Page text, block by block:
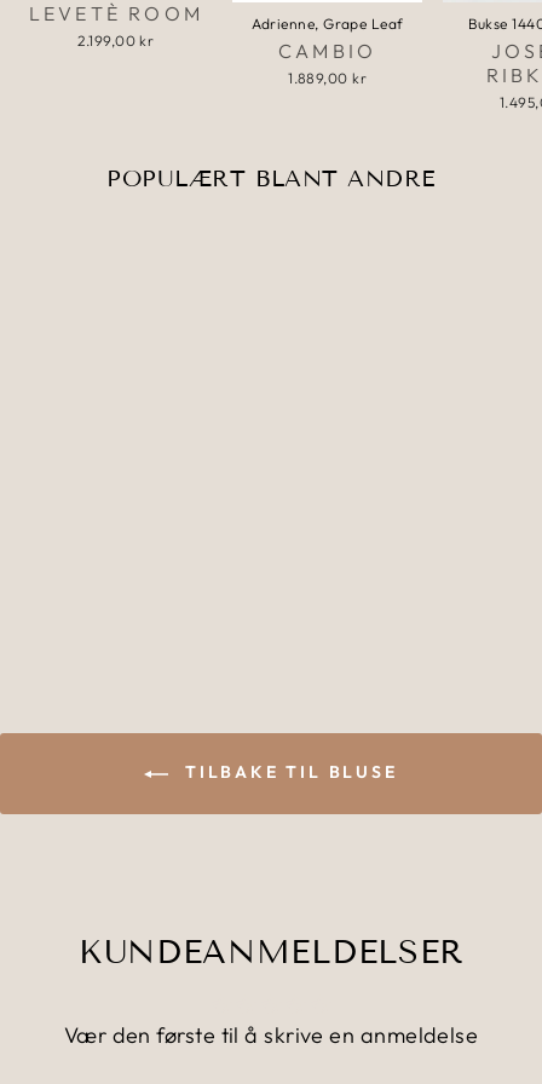
LEVETÈ ROOM
2.199,00 kr
Adrienne, Grape Leaf
CAMBIO
1.889,00 kr
Bukse
POPULÆRT BLANT ANDRE
TILBAKE TIL BLUSE
KUNDEANMELDELSER
Vær den første til å skrive en anmeldelse